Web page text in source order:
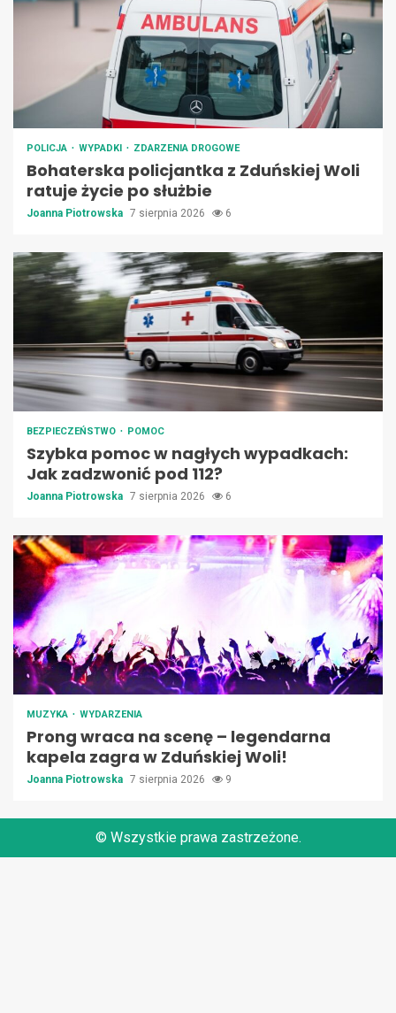
POLICJA WYPADKI ZDARZENIA DROGOWE
Bohaterska policjantka z Zduńskiej Woli
ratuje życie po służbie
Joanna Piotrowska 7 sierpnia 2026 6
BEZPIECZEŃSTWO POMOC
Szybka pomoc w nagłych wypadkach:
Jak zadzwonić pod 112?
Joanna Piotrowska 7 sierpnia 2026 6
MUZYKA WYDARZENIA
Prong wraca na scenę – legendarna
kapela zagra w Zduńskiej Woli!
Joanna Piotrowska 7 sierpnia 2026 9
© Wszystkie prawa zastrzeżone.